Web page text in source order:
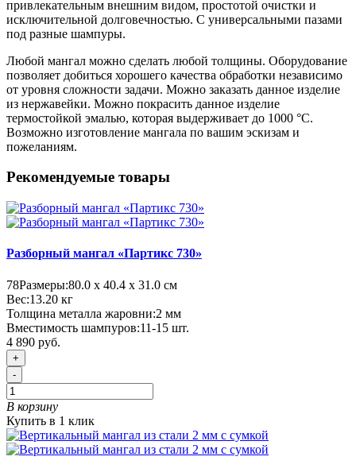
привлекательным внешним видом, простотой очистки и
исключительной долговечностью. С универсальными пазами
под разные шампуры.
Любой мангал можно сделать любой толщины. Оборудование
позволяет добиться хорошего качества обработки независимо
от уровня сложности задачи. Можно заказать данное изделие
из нержавейки. Можно покрасить данное изделие
термостойкой эмалью, которая выдерживает до 1000 °С.
Возможно изготовление мангала по вашим эскизам и
пожеланиям.
Рекомендуемые товары
Разборный мангал «Партикс 730»
78Размеры:80.0 х 40.4 х 31.0 см
Вес:13.20 кг
Толщина металла жаровни:2 мм
Вместимость шампуров:11-15 шт.
4 890 руб.
+
-
В корзину
Купить в 1 клик